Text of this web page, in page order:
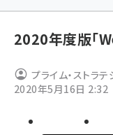
seo (3528)
youtube
2020年度版「
プライム・ストラ
2020年5月16日 2:32